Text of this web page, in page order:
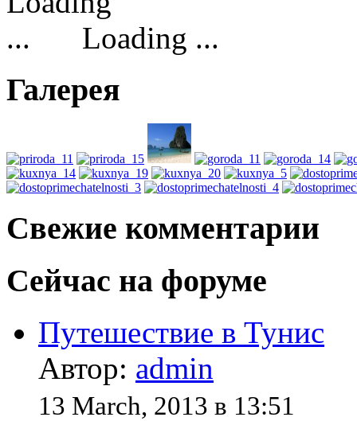
Loading ...
Галерея
Свежие комментарии
Сейчас на форуме
Путешествие в Тунис
Автор: admin
13 March, 2013 в 13:51